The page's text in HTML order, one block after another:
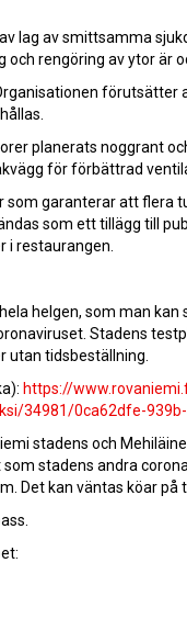
lag av smittsamma
rengöring av ytor är
förutsätter
planerats noggrant
för förbättrad
garanterar att flera
som ett tillägg till
restaurangen.
helgen, som man kan
Stadens
utan tidsbeställning.
https://
34981/0ca62dfe-
stadens och
stadens andra
Det kan väntas köar på